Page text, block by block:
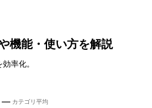
機能・使い方を解説
率化。